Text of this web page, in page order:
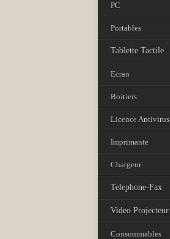
PC
Portables
Tablette Tactile
Ecran
Boitiers
Licence Antivirus
Imprimante
Chargeur
Telephone-Fax
Video Projecteur
Consommables